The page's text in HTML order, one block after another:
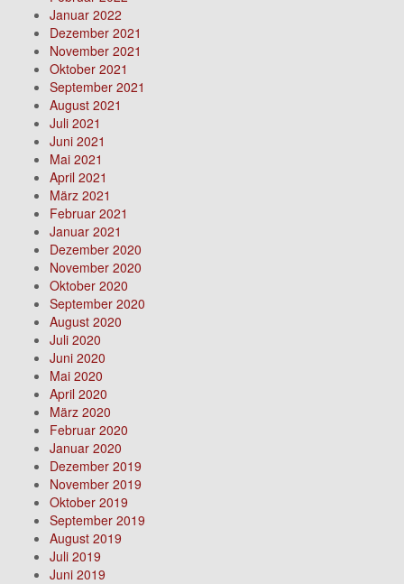
Januar 2022
Dezember 2021
November 2021
Oktober 2021
September 2021
August 2021
Juli 2021
Juni 2021
Mai 2021
April 2021
März 2021
Februar 2021
Januar 2021
Dezember 2020
November 2020
Oktober 2020
September 2020
August 2020
Juli 2020
Juni 2020
Mai 2020
April 2020
März 2020
Februar 2020
Januar 2020
Dezember 2019
November 2019
Oktober 2019
September 2019
August 2019
Juli 2019
Juni 2019